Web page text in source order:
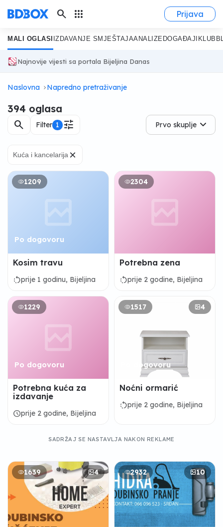
search apps Prijava
MALI OGLASI IZDAVANJE SMJEŠTAJAANALIZE DOGAĐAJI KLUB
Najnovije vijesti sa portala Bijeljina Danas
Naslovna Napredno pretraživanje
394 oglasa
search Filter 1 tune Prvo skuplje
Kuća i kancelarija ×
1209
Po dogovoru
Kosim travu
rotate_leftprije 1 godinu, Bijeljina
2304
Potrebna zena
rotate_leftprije 2 godine, Bijeljina
1229
Po dogovoru
Potrebna kuća za
izdavanje
scheduleprije 2 godine, Bijeljina
1517 4
Po dogovoru
Noćni ormarić
rotate_leftprije 2 godine, Bijeljina
SADRŽAJ SE NASTAVLJA NAKON REKLAME
1639 4 2932 10